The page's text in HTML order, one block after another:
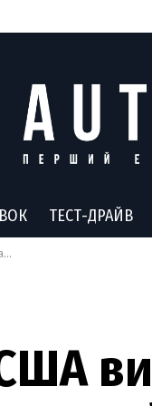
ТЕСТ-ДРАЙВ